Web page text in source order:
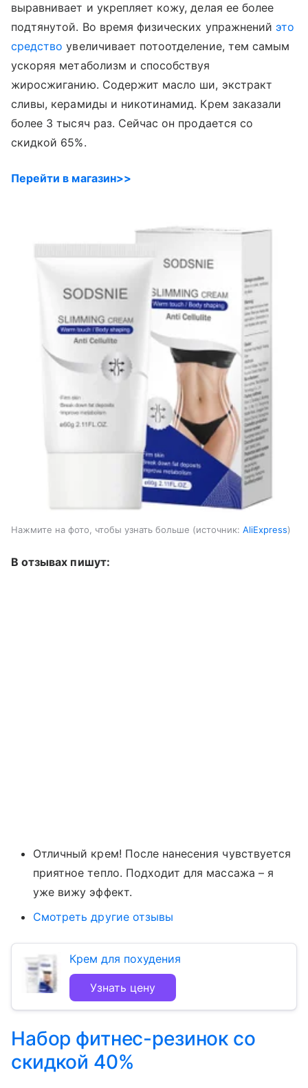
выравнивает и укрепляет кожу, делая ее более
подтянутой. Во время физических упражнений это
средство увеличивает потоотделение, тем самым
ускоряя метаболизм и способствуя
жиросжиганию. Содержит масло ши, экстракт
сливы, керамиды и никотинамид. Крем заказали
более 3 тысяч раз. Сейчас он продается со
скидкой 65%.
Перейти в магазин>>
Нажмите на фото, чтобы узнать больше источник: AliExpress
В отзывах пишут:
Отличный крем! После нанесения чувствуется
приятное тепло. Подходит для массажа – я
уже вижу эффект.
Смотреть другие отзывы
Крем для похудения
Узнать цену
Набор фитнес-резинок со
скидкой 40%